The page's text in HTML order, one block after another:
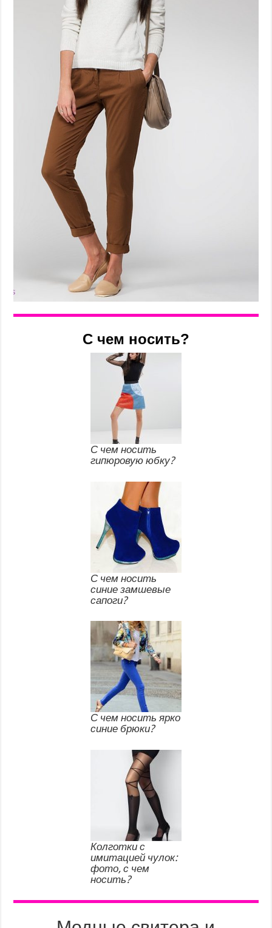
С чем носить?
С чем носить
гипюровую юбку?
С чем носить
синие замшевые
сапоги?
С чем носить ярко
синие брюки?
Колготки с
имитацией чулок:
фото, с чем
носить?